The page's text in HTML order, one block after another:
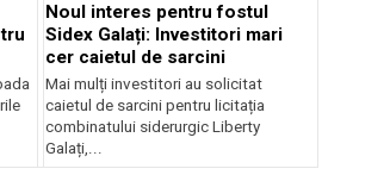
Noul interes pentru fostul
Sidex Galați: Investitori mari
cer caietul de sarcini
Mai mulți investitori au solicitat
caietul de sarcini pentru licitația
combinatului siderurgic Liberty
Galați,...